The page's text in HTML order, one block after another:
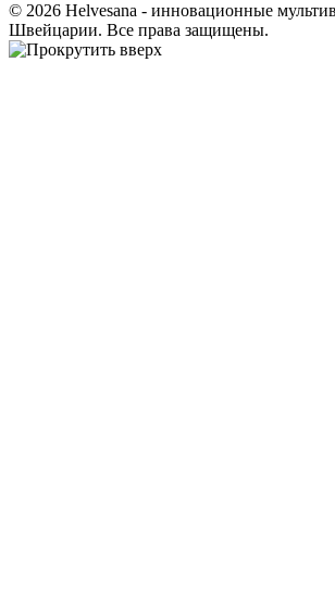
© 2026 Helvesana - инновационные
Швейцарии. Все права защищены.